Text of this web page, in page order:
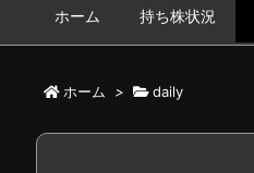
ホーム 持ち株状況
ホーム > daily